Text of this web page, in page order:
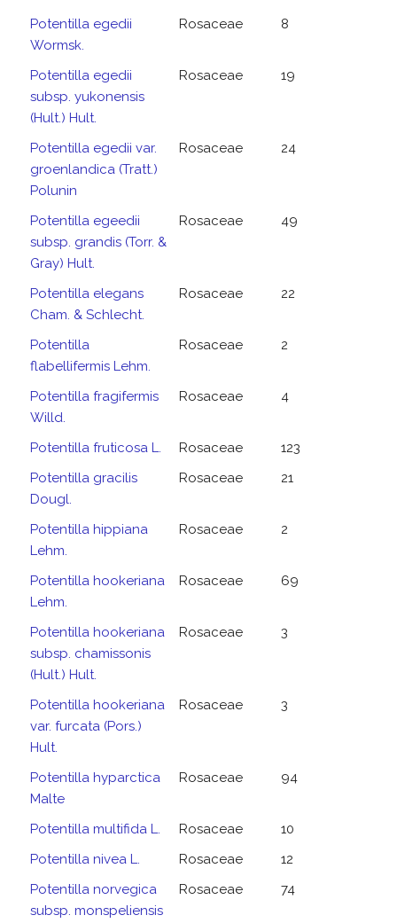
Potentilla egedii
Wormsk.
Rosaceae 8
Potentilla egedii
subsp. yukonensis
(Hult.) Hult.
Rosaceae 19
Potentilla egedii var.
groenlandica (Tratt.)
Polunin
Rosaceae 24
Potentilla egeedii
subsp. grandis (Torr. &
Gray) Hult.
Rosaceae 49
Potentilla elegans
Cham. & Schlecht.
Rosaceae 22
Potentilla
flabellifermis Lehm.
Rosaceae 2
Potentilla fragifermis
Willd.
Rosaceae 4
Potentilla fruticosa L. Rosaceae
123
Potentilla gracilis
Dougl.
Rosaceae 21
Potentilla hippiana
Lehm.
Rosaceae 2
Potentilla hookeriana
Lehm.
Rosaceae 69
Potentilla hookeriana
subsp. chamissonis
(Hult.) Hult.
Rosaceae 3
Potentilla hookeriana
var. furcata (Pors.)
Hult.
Rosaceae 3
Potentilla hyparctica
Malte
Rosaceae 94
Potentilla multifida L. Rosaceae
10
Potentilla nivea L.
Rosaceae
12
Potentilla norvegica
subsp. monspeliensis
Rosaceae 74